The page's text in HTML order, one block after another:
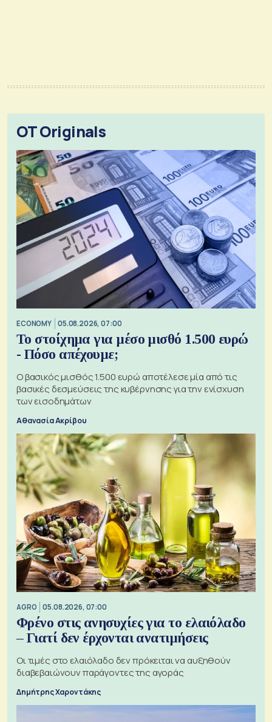
OT Originals
ECONOMY 05.08.2026, 07:00
Το στοίχημα για μέσο μισθό 1.500 ευρώ
- Πόσο απέχουμε;
Ο βασικός μισθός 1.500 ευρώ αποτέλεσε μία από τις
βασικές δεσμεύσεις της κυβέρνησης για την ενίσχυση
των εισοδημάτων
Αθανασία Ακρίβου
AGRO 05.08.2026, 07:00
Φρένο στις ανησυχίες για το ελαιόλαδο
– Γιατί δεν έρχονται ανατιμήσεις
Οι τιμές στο ελαιόλαδο δεν πρόκειται να αυξηθούν
διαβεβαιώνουν παράγοντες της αγοράς
Δημήτρης Χαροντάκης